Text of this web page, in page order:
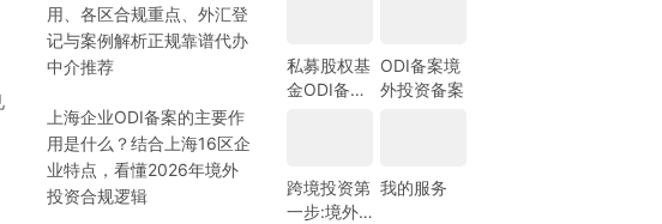
用、各区合规重点、外汇登
记与案例解析正规靠谱代办
中介推荐
上海企业ODI备案的主要作
用是什么？结合上海16区企
业特点，看懂2026年境外
投资合规逻辑
私募股权基
金ODI备案
ODI备案境
外投资备案
跨境投资第
一步:境外
我的服务